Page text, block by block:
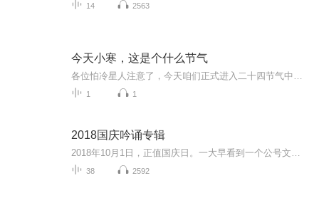
14 2563
今天小寒，这是个什么节气
1 1
2018国庆吟诵专辑
38 2592